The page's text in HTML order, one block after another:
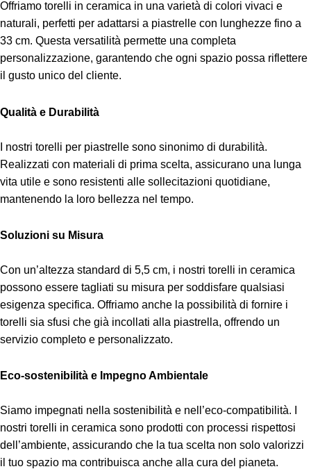
Offriamo torelli in ceramica in una varietà di colori vivaci e
naturali, perfetti per adattarsi a piastrelle con lunghezze fino a
33 cm. Questa versatilità permette una completa
personalizzazione, garantendo che ogni spazio possa riflettere
il gusto unico del cliente.
Qualità e Durabilità
I nostri torelli per piastrelle sono sinonimo di durabilità.
Realizzati con materiali di prima scelta, assicurano una lunga
vita utile e sono resistenti alle sollecitazioni quotidiane,
mantenendo la loro bellezza nel tempo.
Soluzioni su Misura
Con un’altezza standard di 5,5 cm, i nostri torelli in ceramica
possono essere tagliati su misura per soddisfare qualsiasi
esigenza specifica. Offriamo anche la possibilità di fornire i
torelli sia sfusi che già incollati alla piastrella, offrendo un
servizio completo e personalizzato.
Eco-sostenibilità e Impegno Ambientale
Siamo impegnati nella sostenibilità e nell’eco-compatibilità. I
nostri torelli in ceramica sono prodotti con processi rispettosi
dell’ambiente, assicurando che la tua scelta non solo valorizzi
il tuo spazio ma contribuisca anche alla cura del pianeta.